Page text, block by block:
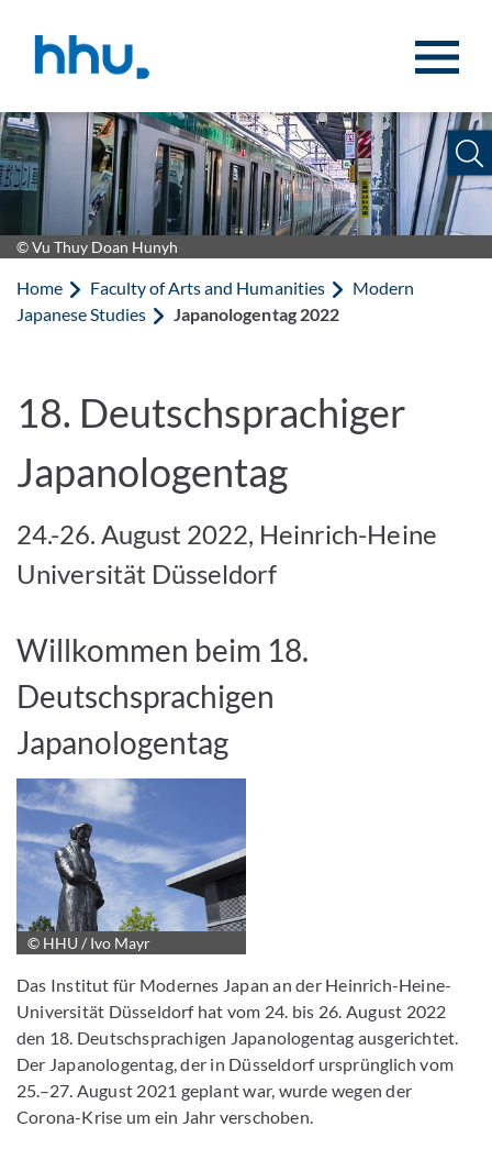
© Vu Thuy Doan Hunyh
Home Faculty of Arts and Humanities
Modern
Japanese Studies
Japanologentag 2022
18. Deutschsprachiger
Japanologentag
24.-26. August 2022, Heinrich-Heine
Universität Düsseldorf
Willkommen beim 18.
Deutschsprachigen
Japanologentag
© HHU / Ivo Mayr
Das Institut für Modernes Japan an der Heinrich-Heine-
Universität Düsseldorf hat vom 24. bis 26. August 2022
den 18. Deutschsprachigen Japanologentag ausgerichtet.
Der Japanologentag, der in Düsseldorf ursprünglich vom
25.–27. August 2021 geplant war, wurde wegen der
Corona-Krise um ein Jahr verschoben.